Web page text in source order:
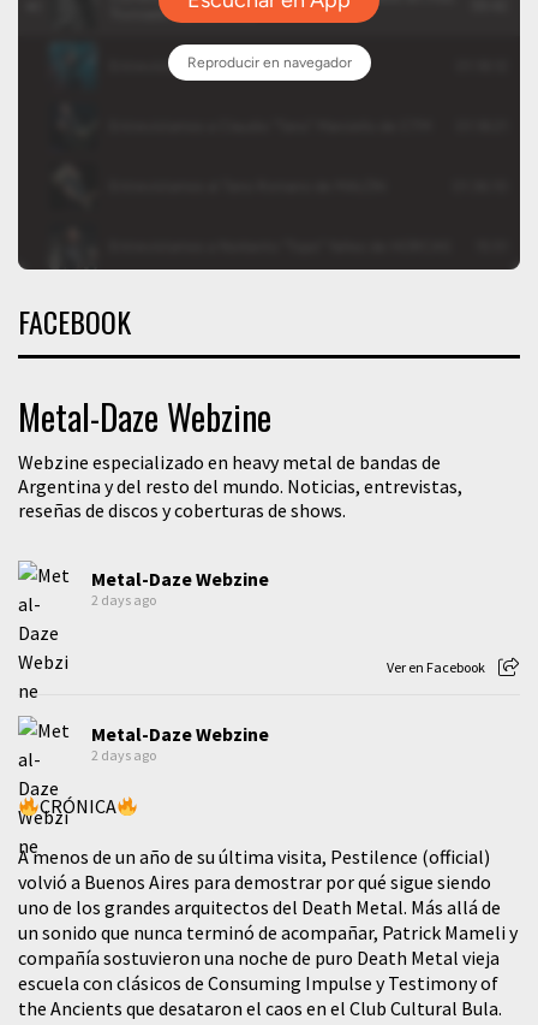
FACEBOOK
Metal-Daze Webzine
Webzine especializado en heavy metal de bandas de
Argentina y del resto del mundo. Noticias, entrevistas,
reseñas de discos y coberturas de shows.
Metal-Daze Webzine
2 days ago
Ver en Facebook
Metal-Daze Webzine
2 days ago
CRÓNICA
A menos de un año de su última visita, Pestilence (official)
volvió a Buenos Aires para demostrar por qué sigue siendo
uno de los grandes arquitectos del Death Metal. Más allá de
un sonido que nunca terminó de acompañar, Patrick Mameli y
compañía sostuvieron una noche de puro Death Metal vieja
escuela con clásicos de Consuming Impulse y Testimony of
the Ancients que desataron el caos en el Club Cultural Bula.